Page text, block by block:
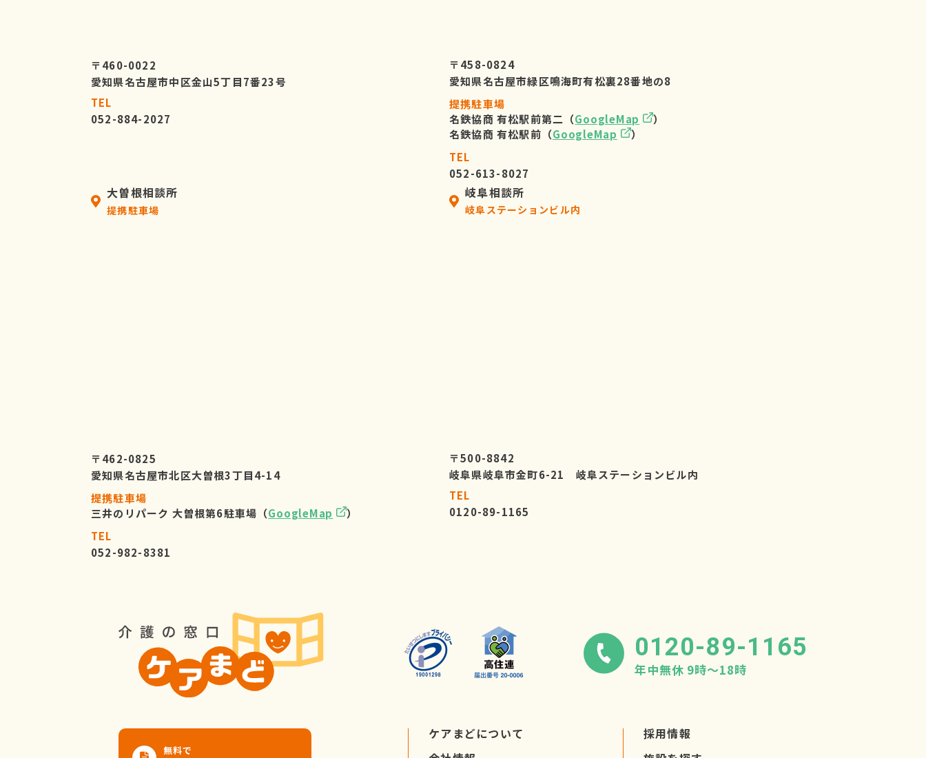
〒460-0022
愛知県名古屋市中区金山5丁目7番23号
TEL
052-884-2027
〒458-0824
愛知県名古屋市緑区鳴海町有松裏28番地の8
提携駐車場
名鉄協商 有松駅前第二（GoogleMap
）
名鉄協商 有松駅前（GoogleMap
）
TEL
052-613-8027
大曽根相談所
提携駐車場
〒462-0825
愛知県名古屋市北区大曽根3丁目4-14
提携駐車場
三井のリパーク 大曽根第6駐車場（GoogleMap
）
TEL
052-982-8381
岐阜相談所
岐阜ステーションビル内
〒500-8842
岐阜県岐阜市金町6-21 岐阜ステーションビル内
TEL
0120-89-1165
無料で
0120-89-1165
年中無休 9時〜18時
ケアまどについて
採用情報